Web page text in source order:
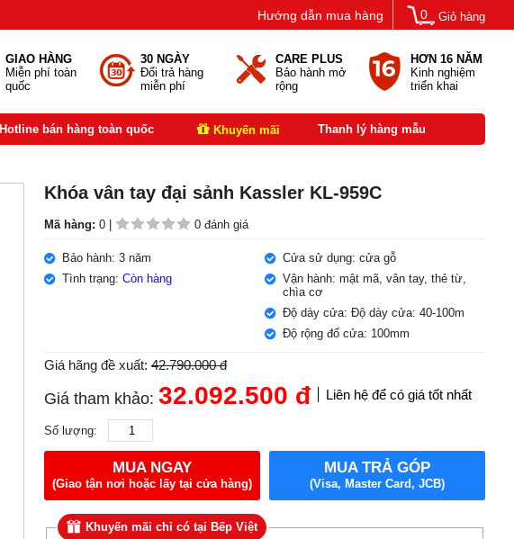
Giỏ hàng
0
Hướng dẫn mua hàng
GIAO HÀNG
Miễn phí toàn
quốc
30 NGÀY
Đổi trả hàng
miễn phí
CARE PLUS
Bảo hành mở
rộng
HƠN 16 NĂM
Kinh nghiệm
triển khai
Hotline bán hàng toàn quốc Khuyến mãi Thanh lý hàng mẫu
Khóa vân tay đại sảnh Kassler KL-959C
Mã hàng: 0 | 0 đánh giá
Bảo hành: 3 năm
Tình trạng: Còn hàng
Cửa sử dụng: cửa gỗ
Vận hành: mật mã, vân tay, thẻ từ,
chìa cơ
Độ dày cửa: Độ dày cửa: 40-100m
Độ rộng đố cửa: 100mm
Giá hãng đề xuất: 42.790.000 đ
Giá tham khảo: 32.092.500 đ Liên hệ để có giá tốt nhất
Số lượng:
MUA NGAY
(Giao tận nơi hoặc lấy tại cửa hàng)
MUA TRẢ GÓP
(Visa, Master Card, JCB)
Khuyến mãi chỉ có tại Bếp Việt